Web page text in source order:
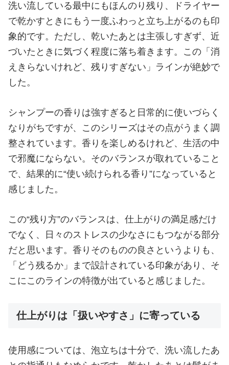
洗い流している最中にもほんのり残り、ドライヤー
で乾かすときにもう一度ふわっと立ち上がるのも印
象的です。ただし、乾いたあとは主張しすぎず、近
づいたときに気づく程度に落ち着きます。この「消
えきらないけれど、残りすぎない」ラインが絶妙で
した。
シャンプーの香りは強すぎると日常的に使いづらく
なりがちですが、このシリーズはその点がうまく調
整されています。香りを楽しめるけれど、生活の中
で邪魔にならない。そのバランスが取れていること
で、結果的に“使い続けられる香り”になっていると
感じました。
この“残り方”のバランスは、仕上がりの満足感だけ
でなく、日々のストレスの少なさにもつながる部分
だと思います。香りそのものの良さというよりも、
「どう残るか」まで設計されている印象があり、そ
こにこのラインの特徴が出ていると感じました。
仕上がりは「扱いやすさ」に寄っている
使用感については、泡立ちは十分で、洗い流したあ